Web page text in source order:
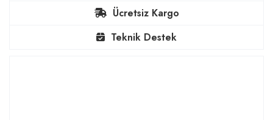
Ücretsiz Kargo
Teknik Destek